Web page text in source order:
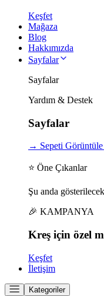
Keşfet
Mağaza
Blog
Hakkımızda
Sayfalar
Sayfalar
Yardım & Destek
Sayfalar
→ Sepeti Görüntüle
⭐ Öne Çıkanlar
Şu anda
🎉 KAMPANYA
Kreş için özel
Keşfet
İletişim
Kategoriler